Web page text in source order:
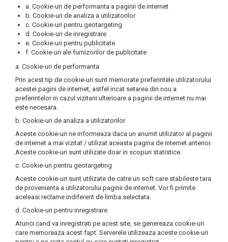
a. Cookie-uri de performanta a paginii de internet
b. Cookie-uri de analiza a utilizatorilor
c. Cookie-uri pentru geotargeting
d. Cookie-uri de inregistrare
e. Cookie-uri pentru publicitate
f. Cookie-uri ale furnizorilor de publicitate
a. Cookie-uri de performanta
Prin acest tip de cookie-uri sunt memorate preferintele utilizatorului
acestei pagini de internet, astfel incat setarea din nou a
preferintelor in cazul vizitarii ulterioare a paginii de internet nu mai
este necesara.
b. Cookie-uri de analiza a utilizatorilor
Aceste cookie-uri ne informeaza daca un anumit utilizator al paginii
de internet a mai vizitat / utilizat aceasta pagina de internet anterior.
Aceste cookie-uri sunt utilizate doar in scopuri statistice.
c. Cookie-uri pentru geotargeting
Aceste cookie-uri sunt utilizate de catre un soft care stabileste tara
de provenienta a utilizatorului paginii de internet. Vor fi primite
aceleasi reclame indiferent de limba selectata.
d. Cookie-uri pentru inregistrare
Atunci cand va inregistrati pe acest site, se genereaza cookie-uri
care memoreaza acest fapt. Serverele utilizeaza aceste cookie-uri